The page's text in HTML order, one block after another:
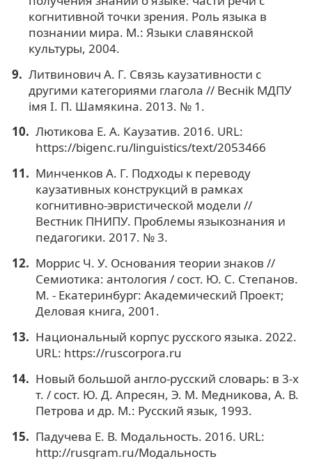
когнитивной точки зрения. Роль языка в
познании мира. М.: Языки славянской
культуры, 2004.
Литвинович А. Г. Связь каузативности с
другими категориями глагола // Веснik МДПУ
iмя I. П. Шамякина. 2013. № 1.
Лютикова Е. А. Каузатив. 2016. URL:
https://bigenc.ru/linguistics/text/2053466
Минченков А. Г. Подходы к переводу
каузативных конструкций в рамках
когнитивно-эвристической модели //
Вестник ПНИПУ. Проблемы языкознания и
педагогики. 2017. № 3.
Моррис Ч. У. Основания теории знаков //
Семиотика: антология / сост. Ю. С. Степанов.
М. - Екатеринбург: Академический Проект;
Деловая книга, 2001.
Национальный корпус русского языка. 2022.
URL: https://ruscorpora.ru
Новый большой англо-русский словарь: в 3-х
т. / сост. Ю. Д. Апресян, Э. М. Медникова, А. В.
Петрова и др. М.: Русский язык, 1993.
Падучева Е. В. Модальность. 2016. URL:
http://rusgram.ru/Модальность